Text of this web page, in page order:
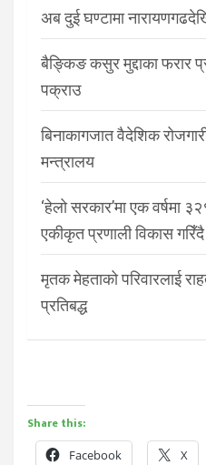
अब दुई घण्टामा
बैङ्किङ कसुर मुद्दाका फरार
पक्राउ
बिनाकागजात वैदेशिक
मन्त्रालय
‘हेलो सरकार’मा एक वर्षमा
एकीकृत प्रणाली विकास गरिँदै
मृतक मेहताको परिवारलाई
प्रतिबद्ध
Share this:
Facebook X